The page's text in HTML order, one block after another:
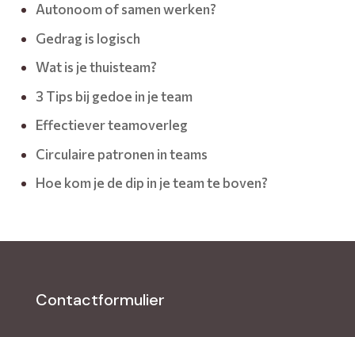
Autonoom of samen werken?
Gedrag is logisch
Wat is je thuisteam?
3 Tips bij gedoe in je team
Effectiever teamoverleg
Circulaire patronen in teams
Hoe kom je de dip in je team te boven?
Contactformulier